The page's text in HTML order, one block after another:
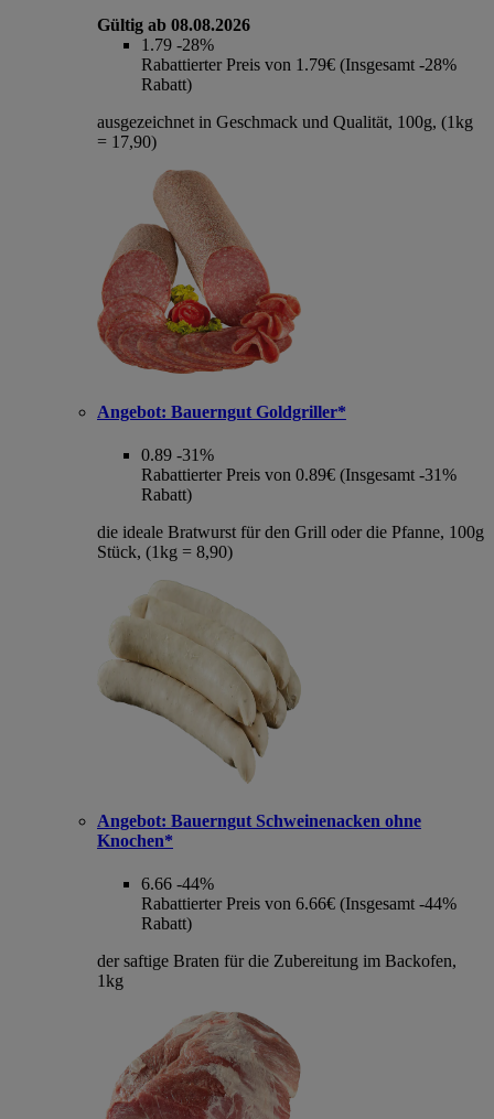
Gültig ab 08.08.2026
1.79 -28%
Rabattierter Preis von 1.79€ (Insgesamt -28%
Rabatt)
ausgezeichnet in Geschmack und Qualität, 100g, (1kg
= 17,90)
Angebot: Bauerngut Goldgriller*
0.89 -31%
Rabattierter Preis von 0.89€ (Insgesamt -31%
Rabatt)
die ideale Bratwurst für den Grill oder die Pfanne, 100g
Stück, (1kg = 8,90)
Angebot: Bauerngut Schweinenacken ohne
Knochen*
6.66 -44%
Rabattierter Preis von 6.66€ (Insgesamt -44%
Rabatt)
der saftige Braten für die Zubereitung im Backofen,
1kg